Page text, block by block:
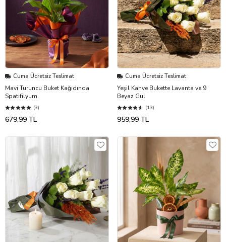
Cuma Ücretsiz Teslimat
Mavi Turuncu Buket Kağıdında
Spatifilyum
(3)
679,99 TL
Cuma Ücretsiz Teslimat
Yeşil Kahve Bukette Lavanta ve 9
Beyaz Gül
(13)
959,99 TL